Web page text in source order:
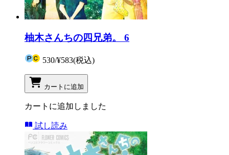
柚木さんちの四兄弟。 6
530/¥583(税込)
カートに追加
カートに追加しました
試し読み